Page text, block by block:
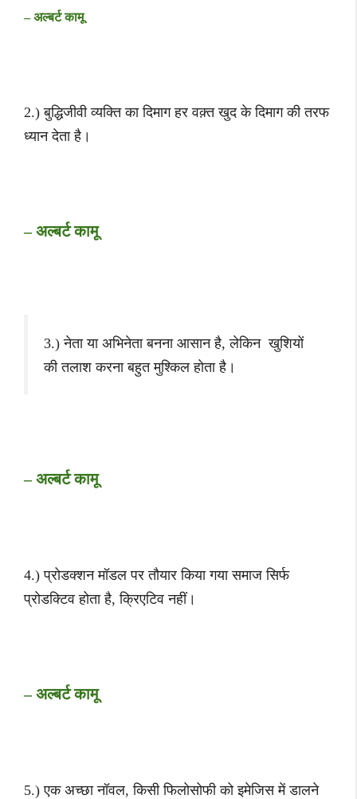
– अल्बर्ट कामू
2.) बुद्धिजीवी व्यक्ति का दिमाग हर वक़्त खुद के दिमाग की तरफ
ध्यान देता है।
– अल्बर्ट कामू
3.) नेता या अभिनेता बनना आसान है, लेकिन खुशियों
की तलाश करना बहुत मुश्किल होता है।
– अल्बर्ट कामू
4.) प्रोडक्शन मॉडल पर तौयार किया गया समाज सिर्फ
प्रोडक्टिव होता है, क्रिएटिव नहीं।
– अल्बर्ट कामू
5.) एक अच्छा नॉवल, किसी फिलोसोफी को इमेजिस में डालने